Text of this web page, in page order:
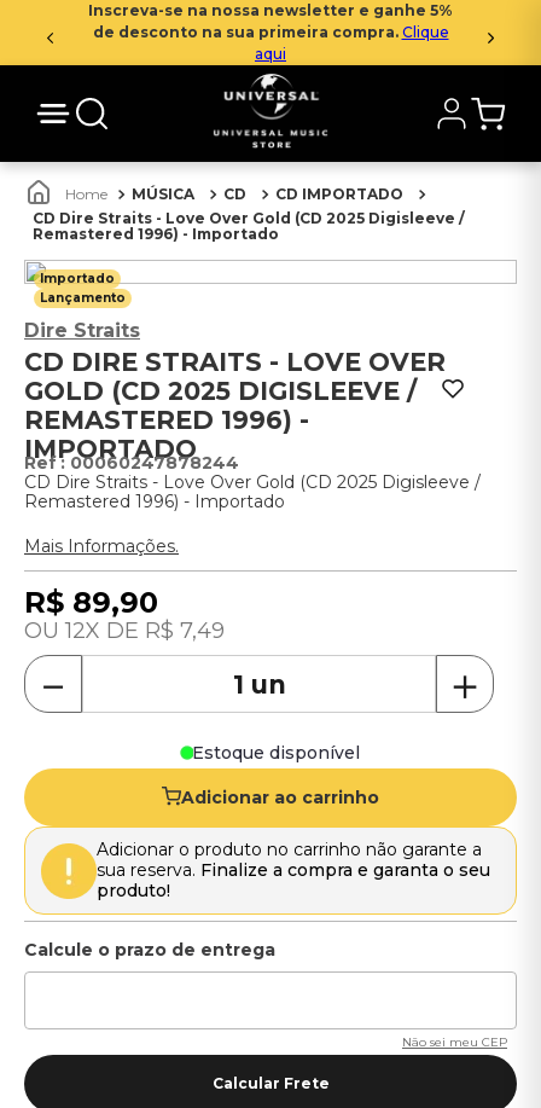
Inscreva-se na nossa newsletter e ganhe 5%
de desconto na sua primeira compra. Clique
aqui
MÚSICA CD
CD IMPORTADO
CD Dire Straits - Love Over Gold (CD 2025 Digisleeve /
Remastered 1996) - Importado
Importado
Lançamento
Dire Straits
CD DIRE STRAITS - LOVE OVER
GOLD (CD 2025 DIGISLEEVE /
REMASTERED 1996) -
IMPORTADO
: 00060247878244
CD Dire Straits - Love Over Gold (CD 2025 Digisleeve /
Remastered 1996) - Importado
Mais Informações.
R$ 89,90
12 R$ 7,49
＋
－
Estoque disponível
Adicionar ao carrinho
Adicionar o produto no carrinho não garante a
sua reserva. Finalize a compra e garanta o seu
produto!
Não sei meu CEP